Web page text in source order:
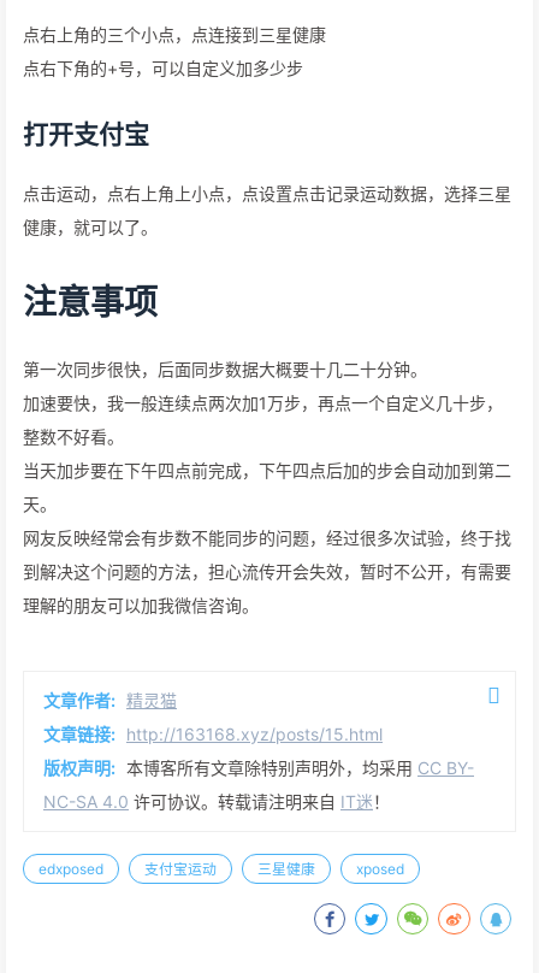
点右上角的三个小点，点连接到三星健康
点右下角的+号，可以自定义加多少步
打开支付宝
点击运动，点右上角上小点，点设置点击记录运动数据，选择三星
健康，就可以了。
注意事项
第一次同步很快，后面同步数据大概要十几二十分钟。
加速要快，我一般连续点两次加1万步，再点一个自定义几十步，
整数不好看。
当天加步要在下午四点前完成，下午四点后加的步会自动加到第二
天。
网友反映经常会有步数不能同步的问题，经过很多次试验，终于找
到解决这个问题的方法，担心流传开会失效，暂时不公开，有需要
理解的朋友可以加我微信咨询。
文章作者: 精灵猫
文章链接: http://163168.xyz/posts/15.html
版权声明: 本博客所有文章除特别声明外，均采用 CC BY-
NC-SA 4.0 许可协议。转载请注明来自 IT迷！
edxposed 支付宝运动 三星健康 xposed